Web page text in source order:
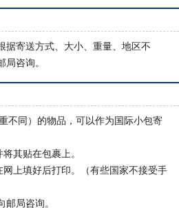
据寄送方式、大小、重量、地区不
局咨询。
不同）的物品，可以作为国际小包寄
其贴在包裹上。
网上填好后打印。（有些国家不接受手
局咨询。